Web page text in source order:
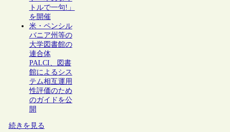
トルで一句!」
を開催
米・ペンシル
バニア州等の
大学図書館の
連合体
PALCI、図書
館によるシス
テム相互運用
性評価のため
のガイドを公
開
続きを見る